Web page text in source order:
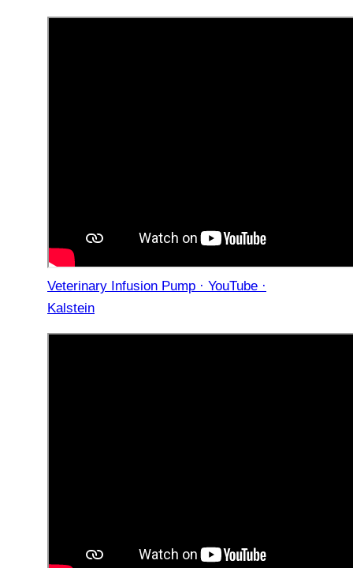
Veterinary Infusion Pump · YouTube ·
Kalstein